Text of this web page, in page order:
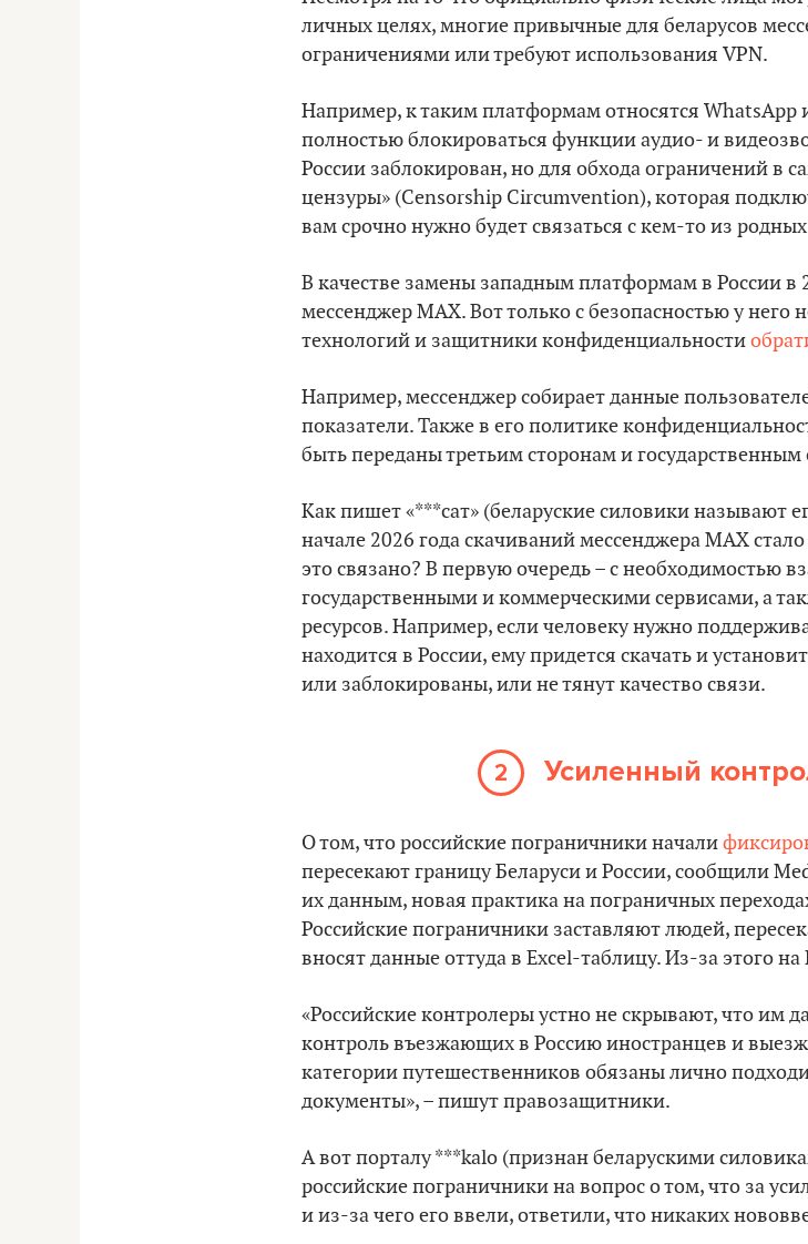
личных целях, многие привычные для беларусов
ограничениями или требуют использования VPN.
Например, к таким платформам относятся WhatsApp
полностью блокироваться функции аудио- и
России заблокирован, но для обхода ограничений в
цензуры» (Censorship Circumvention), которая
вам срочно нужно будет связаться с кем-то из
В качестве замены западным платформам в России
мессенджер MAX. Вот только с безопасностью у него
технологий и защитники конфиденциальности
Например, мессенджер собирает данные
показатели. Также в его политике
быть переданы третьим сторонам и государственным
Как пишет «***сат» (беларуские силовики называют
начале 2026 года скачиваний мессенджера MAX
это связано? В первую очередь – с необходимостью
государственными и коммерческими сервисами, а
ресурсов. Например, если человеку нужно
находится в России, ему придется скачать и
или заблокированы, или не тянут качество связи.
2 Усиленный
О том, что российские пограничники начали
пересекают границу Беларуси и России, сообщили
их данным, новая практика на пограничных
Российские пограничники заставляют людей,
вносят данные оттуда в Excel-таблицу. Из-за этого
«Российские контролеры устно не скрывают, что им
контроль въезжающих в Россию иностранцев и
категории путешественников обязаны лично
документы», – пишут правозащитники.
А вот порталу ***kalo (признан беларускими
российские пограничники на вопрос о том, что за
и из-за чего его ввели, ответили, что никаких